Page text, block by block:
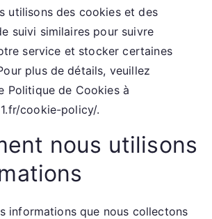
utilisons des cookies et des
suivi similaires pour suivre
service et stocker certaines
plus de détails, veuillez
Politique de Cookies à
cookie-policy/.
nous utilisons
informations que nous collectons